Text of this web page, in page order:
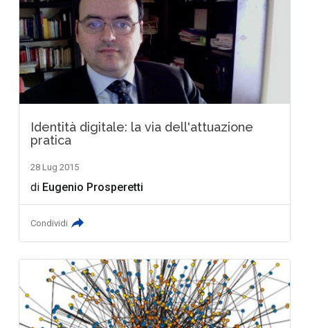
Identità digitale: la via dell'attuazione
pratica
28 Lug 2015
di Eugenio Prosperetti
Condividi